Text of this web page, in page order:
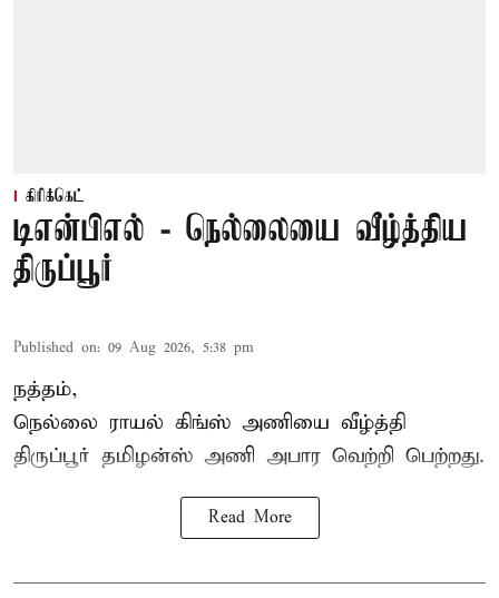
கிரிக்கெட்
டிஎன்பிஎல் - நெல்லையை வீழ்த்திய
திருப்பூர்
Published on: 09 Aug 2026, 5:38 pm
நத்தம்,
நெல்லை ராயல் கிங்ஸ் அணியை வீழ்த்தி
திருப்பூர் தமிழன்ஸ் அணி அபார வெற்றி பெற்றது.
Read More